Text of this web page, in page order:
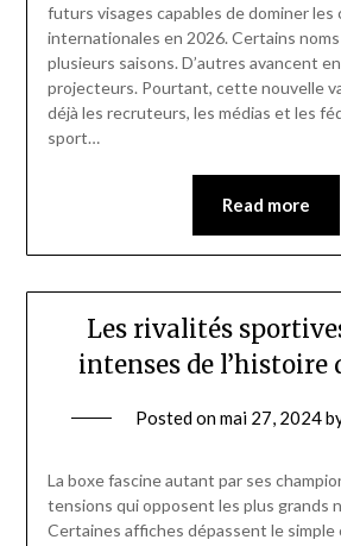
futurs visages capables de dominer
internationales en 2026. Certains
plusieurs saisons. D’autres avancent
projecteurs. Pourtant, cette nouvelle
déjà les recruteurs, les médias et les
sport…
Read more
Les rivalités
intenses de l’histoire
Posted onmai 27, 2024
La boxe fascine autant par ses
tensions qui opposent les plus grands
Certaines affiches dépassent le simple